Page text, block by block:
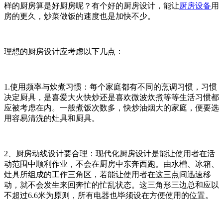
样的厨房算是好厨房呢？有个好的厨房设计，能让厨房设备用
房的更久，炒菜做饭的速度也是加快不少。
理想的厨房设计应考虑以下几点：
1.使用频率与炊煮习惯：每个家庭都有不同的烹调习惯，习惯
决定厨具，是喜爱大火快炒还是喜欢微波炊煮等等生活习惯都
应被考虑在内。一般煮饭次数多，快炒油烟大的家庭，便要选
用容易清洗的灶具和厨具。
2、厨房动线设计要合理：现代化厨房设计是能让使用者在活
动范围中顺利作业，不会在厨房中东奔西跑。由水槽、冰箱、
灶具所组成的工作三角区，若能让使用者在这三点间迅速移
动，就不会发生来回奔忙的忙乱状态。这三角形三边总和应以
不超过6.6米为原则，所有电器也毕须设在方便使用的位置。